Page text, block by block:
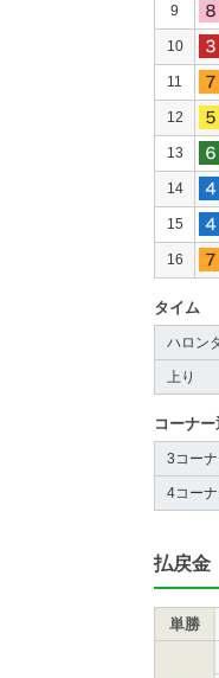
9
10
11
12
13
14
15
16
タイム
ハロン
上り
コーナ
3コー
4コー
払戻金
単勝